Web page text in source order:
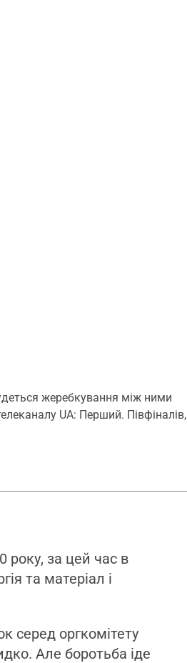
жеребкування між ними
UA: Перший. Півфіналів,
року, за цей час в
та матеріал і
серед оргкомітету
Але боротьба іде